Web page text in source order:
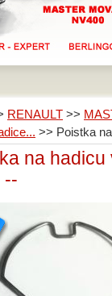
RENAULT >>
>> Poistka
na hadicu
--